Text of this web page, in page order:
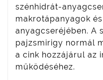
szénhidrát-
makrotápanyagok
anyagcseréjében. A
pajzsmirigy normál
a cink hozzá­járul az
működéséhez.